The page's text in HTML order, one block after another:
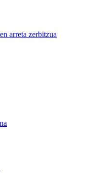
arreta zerbitzua